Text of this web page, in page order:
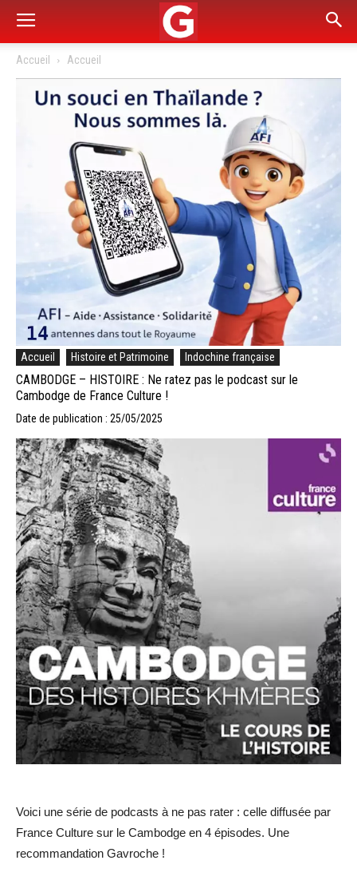
Accueil Accueil
Accueil Histoire et Patrimoine Indochine française
CAMBODGE – HISTOIRE : Ne ratez pas le podcast sur le
Cambodge de France Culture !
Date de publication : 25/05/2025
Voici une série de podcasts à ne pas rater : celle diffusée par
France Culture sur le Cambodge en 4 épisodes. Une
recommandation Gavroche !